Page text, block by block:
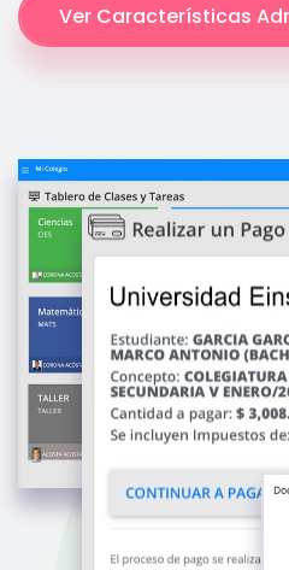
Ver Características